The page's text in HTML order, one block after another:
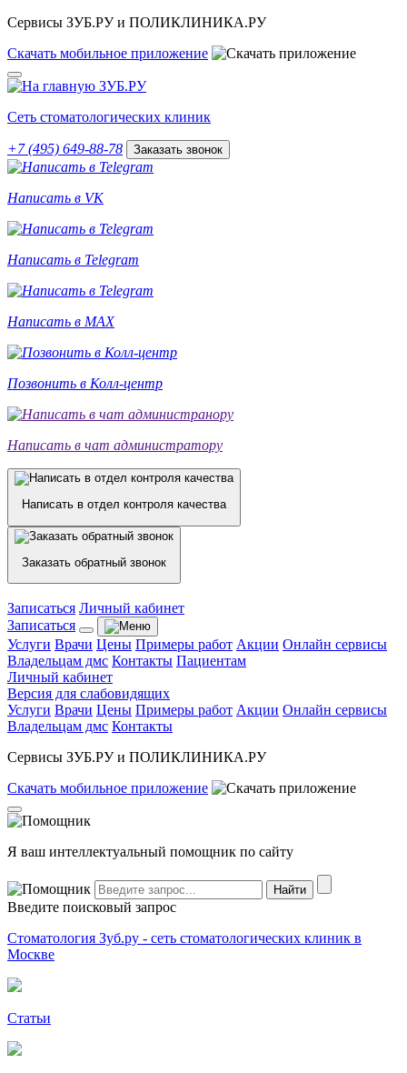
Сервисы ЗУБ.РУ и ПОЛИКЛИНИКА.РУ
Скачать мобильное приложение
Сеть стоматологических клиник
+7 (495) 649-88-78 Заказать звонок
Написать в VK
Написать в Telegram
Написать в MAX
Позвонить в Колл-центр
Написать в чат администратору
Написать в отдел контроля качества
Заказать обратный звонок
Записаться Личный кабинет
Записаться
Услуги Врачи Цены Примеры работ Акции Онлайн сервисы
Владельцам дмс Контакты Пациентам
Личный кабинет
Версия для слабовидящих
Услуги Врачи Цены Примеры работ Акции Онлайн сервисы
Владельцам дмс Контакты
Сервисы ЗУБ.РУ и ПОЛИКЛИНИКА.РУ
Скачать мобильное приложение
Я ваш интеллектуальный помощник по сайту
Введите поисковый запрос
Стоматология Зуб.ру - сеть стоматологических клиник в
Москве
Статьи